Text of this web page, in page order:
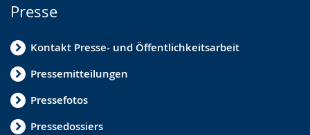
Presse
Kontakt Presse- und Öffentlichkeitsarbeit
Pressemitteilungen
Pressefotos
Pressedossiers